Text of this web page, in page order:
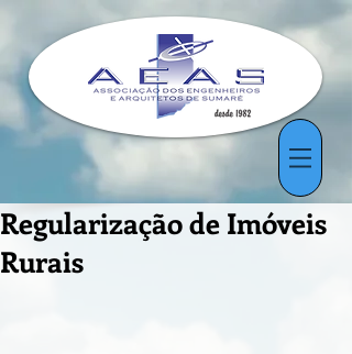
Regularização de Imóveis
Rurais